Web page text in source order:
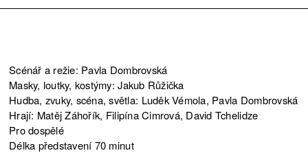
Scénář a režie: Pavla Dombrovská
Masky, loutky, kostýmy: Jakub Růžička
Hudba, zvuky, scéna, světla: Luděk Vémola, Pavla Dombrovská
Hrají: Matěj Záhořík, Filipína Cimrová, David Tchelidze
Pro dospělé
Délka představení 70 minut